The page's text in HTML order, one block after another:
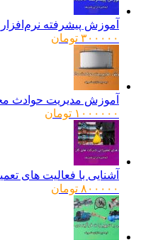
آموزش پیشرفته نرم‌افزار Wincc به صورت تصویری
۳۰۰۰۰۰ تومان
آموزش مدیریت حوادث
۱۰۰۰۰۰۰ تومان
آشنایی با فعالیت های
۸۰۰۰۰۰ تومان